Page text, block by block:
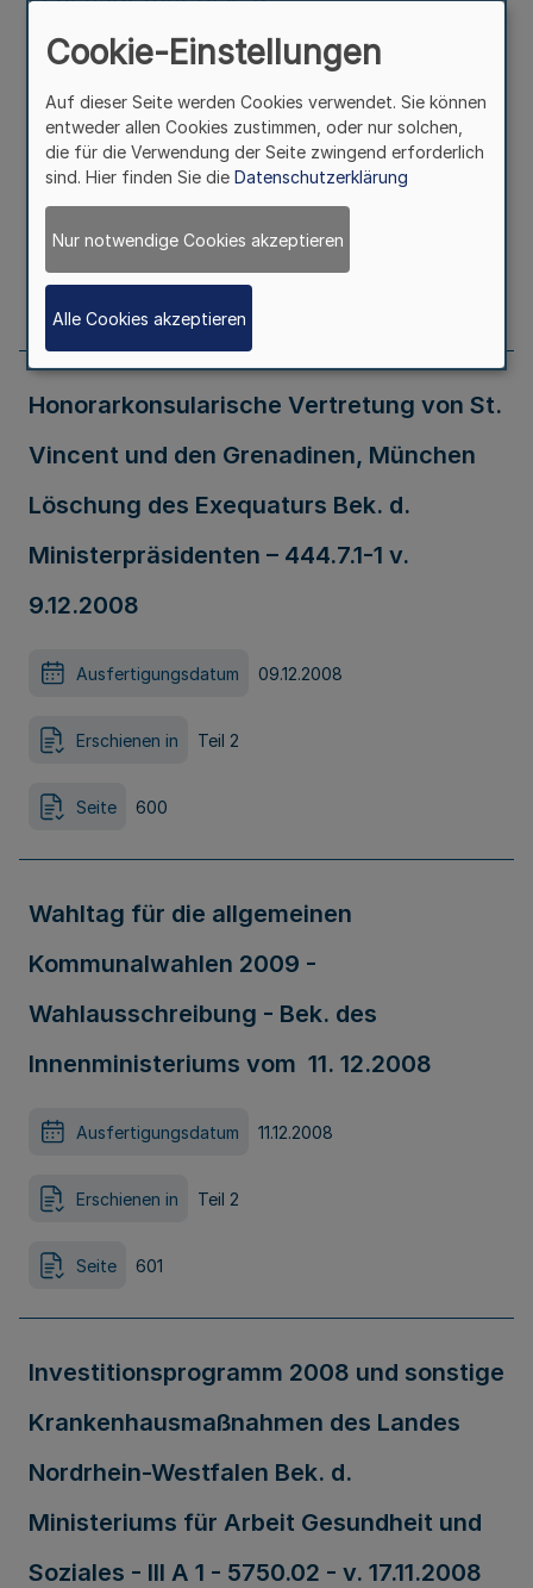
Ministerpräsidenten - III A 3 - 130 - 5/70
vom 8.12.2008
Ausfertigungsdatum 08.12.2008
Erschienen in Teil 2
Honorarkonsularische Vertretung von St.
Vincent und den Grenadinen, München
Löschung des Exequaturs Bek. d.
Ministerpräsidenten – 444.7.1-1 v.
9.12.2008
Ausfertigungsdatum 09.12.2008
Erschienen in Teil 2
Seite 600
Wahltag für die allgemeinen
Kommunalwahlen 2009 -
Wahlausschreibung - Bek. des
Innenministeriums vom 11. 12.2008
Ausfertigungsdatum 11.12.2008
Erschienen in Teil 2
Seite 601
Investitionsprogramm 2008 und sonstige
Krankenhausmaßnahmen des Landes
Nordrhein-Westfalen Bek. d.
Ministeriums für Arbeit Gesundheit und
Soziales - III A 1 - 5750.02 - v. 17.11.2008
Cookie-Einstellungen
Auf dieser Seite werden Cookies verwendet. Sie können
entweder allen Cookies zustimmen, oder nur solchen,
die für die Verwendung der Seite zwingend erforderlich
sind. Hier finden Sie die Datenschutzerklärung
Nur notwendige Cookies akzeptieren
Alle Cookies akzeptieren